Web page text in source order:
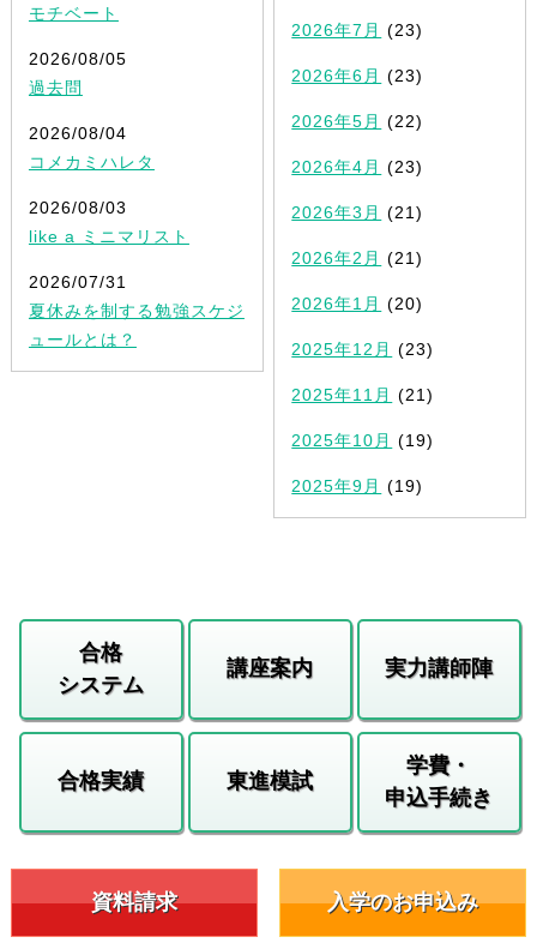
モチベート
2026/08/05
過去問
2026/08/04
コメカミハレタ
2026/08/03
like a ミニマリスト
2026/07/31
夏休みを制する勉強スケジ
ュールとは？
2026年7月 (23)
2026年6月 (23)
2026年5月 (22)
2026年4月 (23)
2026年3月 (21)
2026年2月 (21)
2026年1月 (20)
2025年12月 (23)
2025年11月 (21)
2025年10月 (19)
2025年9月 (19)
合格
システム
講座案内 実力講師陣
合格実績 東進模試
学費・
申込手続き
資料請求 入学のお申込み